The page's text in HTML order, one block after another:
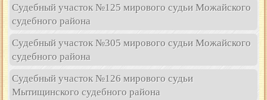
Судебный участок №125 мирового судьи Можайского
судебного района
Судебный участок №305 мирового судьи Можайского
судебного района
Судебный участок №126 мирового судьи
Мытищинского судебного района